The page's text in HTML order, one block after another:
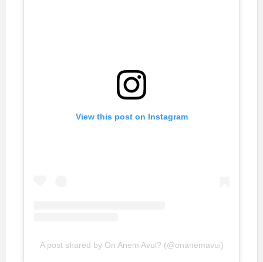
View this post on Instagram
A post shared by On Anem Avui? (@onanemavui)